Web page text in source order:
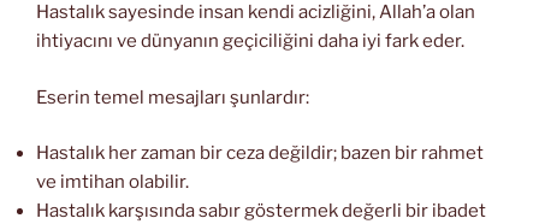
Hastalık sayesinde insan kendi acizliğini, Allah’a olan
ihtiyacını ve dünyanın geçiciliğini daha iyi fark eder.
Eserin temel mesajları şunlardır:
Hastalık her zaman bir ceza değildir; bazen bir rahmet
ve imtihan olabilir.
Hastalık karşısında sabır göstermek değerli bir ibadet